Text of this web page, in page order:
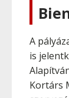
A
is
Kortárs